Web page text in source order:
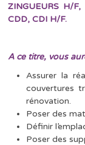
ZINGUEURS H/
CDD, CDI H/F.
A ce titre, vous
Assurer la
couvertures
rénovation.
Poser des
Définir
Poser des